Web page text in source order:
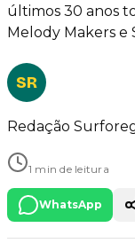
últimos 30 anos
Melody Makers e
SR
Redação
1 min de leitura
WhatsApp